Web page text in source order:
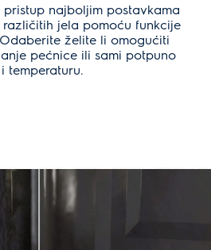
najboljim postavkama
jela pomoću funkcije
želite li omogućiti
pećnice ili sami potpuno
temperaturu.